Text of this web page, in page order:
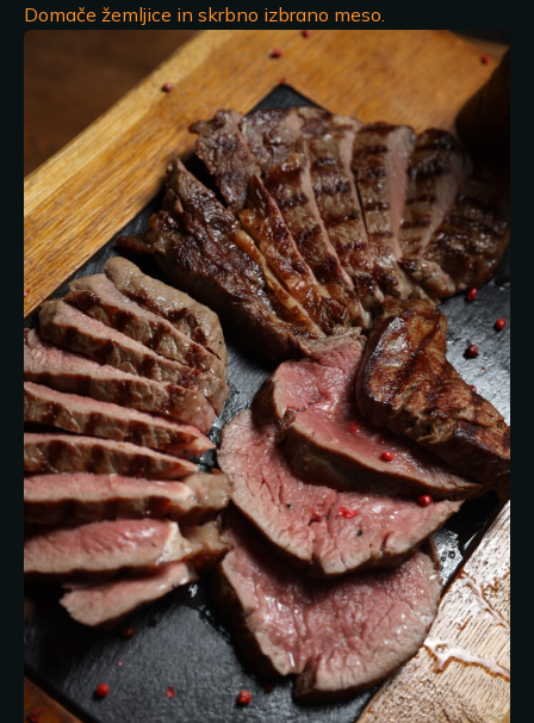
Domače žemljice in skrbno izbrano meso.